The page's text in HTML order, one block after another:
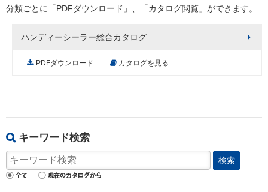
分類ごとに「PDFダウンロード」、「カタログ閲覧」ができます。
ハンディーシーラー総合カタログ
PDFダウンロード カタログを見る
キーワード検索
検索